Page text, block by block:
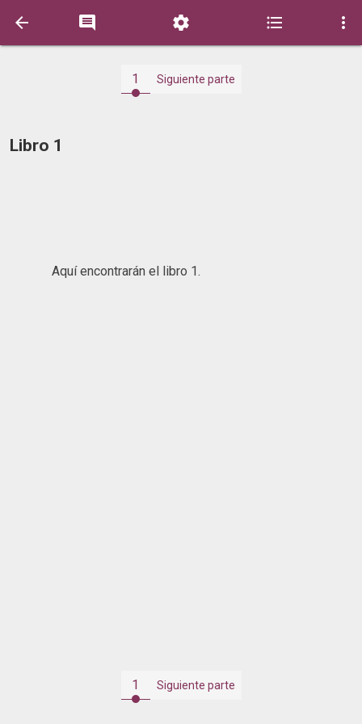
    
1 Siguiente parte
Libro 1
Aquí encontrarán el libro 1.
1 Siguiente parte